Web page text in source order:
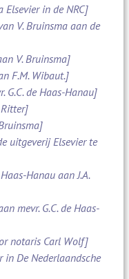
in de NRC]
V. Bruinsma aan de
V. Bruinsma]
F.M. Wibaut.]
G.C. de Haas-Hanau]
uitgeverij Elsevier te
Hanau aan J.A.
mevr. G.C. de Haas-
notaris Carl Wolf]
in De Nederlaandsche